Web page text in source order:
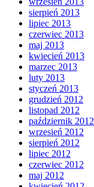
sierpień 2013
lipiec 2013
czerwiec 2013
maj 2013
kwiecień 2013
marzec 2013
luty 2013
styczeń 2013
grudzień 2012
listopad 2012
październik 2012
wrzesień 2012
sierpień 2012
lipiec 2012
czerwiec 2012
maj 2012